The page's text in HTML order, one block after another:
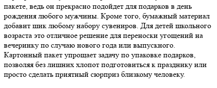
пакете, ведь он прекрасно подойдет для подарков в день
рождения любого мужчины. Кроме того, бумажный материал
добавит шик любому набору сувениров. Для детей школьного
возраста это отличное решение для переноски угощений на
вечеринку по случаю нового года или выпускного.
Картонный пакет упрощает задачу по упаковке подарков,
позволяя без лишних хлопот подготовиться к празднику или
просто сделать приятный сюрприз близкому человеку.